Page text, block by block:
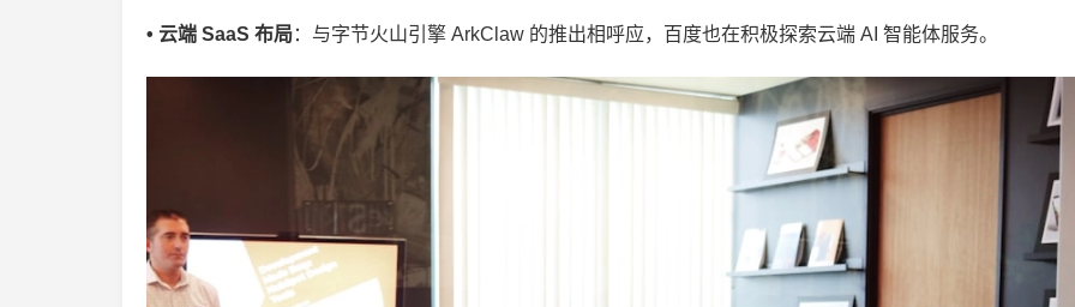
• 云端 SaaS 布局：与字节火山引擎 ArkClaw 的推出相呼应，百度也在积极探索云端 AI 智能体服务。